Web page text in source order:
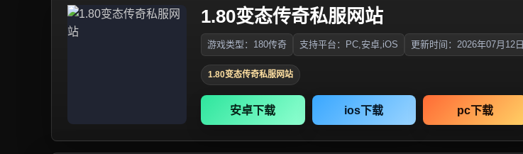
1.80变态传奇私服网站
游戏类型：180传奇 支持平台：PC,安卓,iOS 更新时间：2026年07月12日
1.80变态传奇私服网站
安卓下载 ios下载 pc下载